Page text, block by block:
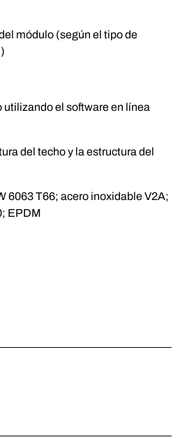
módulo (según el tipo de
el software en línea
del techo y la estructura del
6063 T66; acero inoxidable V2A;
EPDM